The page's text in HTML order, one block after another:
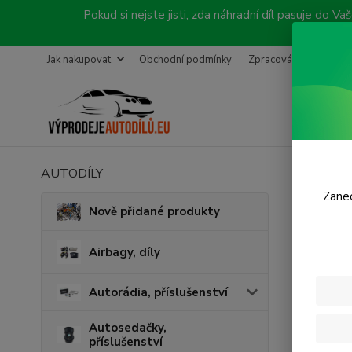
Pokud si nejste jisti, zda náhradní díl pasuje do
Jak nakupovat Obchodní podmínky Zpracování objednávky
AUTODÍLY
Nově přidané produkty
Airbagy, díly
Autorádia, příslušenství
Autosedačky,
příslušenství